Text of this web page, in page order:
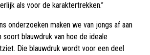
als voor de karaktertrekken.”
onderzoeken maken we van jongs af aan
soort blauwdruk van hoe de ideale
Die blauwdruk wordt voor een deel